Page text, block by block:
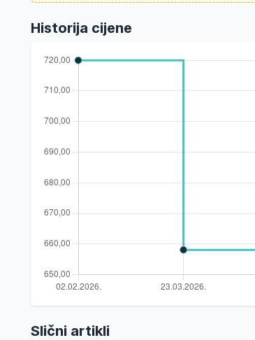
Historija cijene
Slični artikli